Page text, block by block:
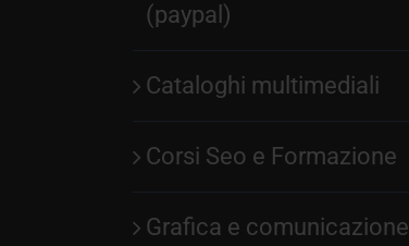
(paypal)
Cataloghi multimediali
Corsi Seo e Formazione
Grafica e comunicazione